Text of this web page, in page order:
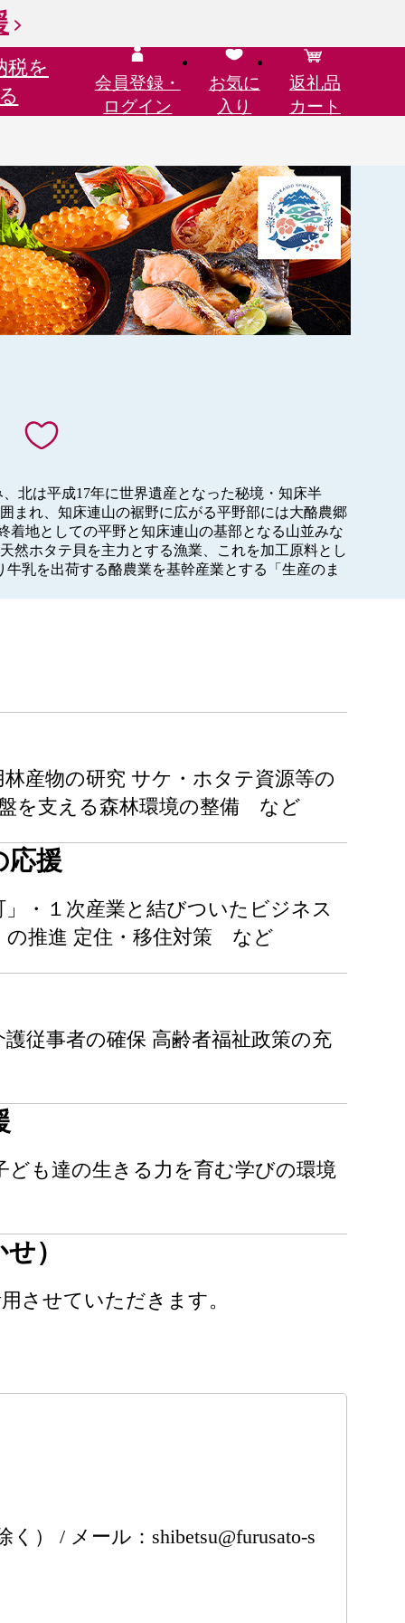
税を
会員登録・
ログイン
お気に
入り
返礼品
カート
北は平成17年に世界遺産となった秘境・知床半
まれ、知床連山の裾野に広がる平野部には大酪農郷
着地としての平野と知床連山の基部となる山並みな
然ホタテ貝を主力とする漁業、これを加工原料とし
乳を出荷する酪農業を基幹産業とする「生産のま
産物の研究 サケ・ホタテ資源等の
を支える森林環境の整備 など
応援
・１次産業と結びついたビジネス
の推進 定住・移住対策 など
従事者の確保 高齢者福祉政策の充
ども達の生きる力を育む学びの環境
）
させていただきます。
） / メール：shibetsu@furusato-s